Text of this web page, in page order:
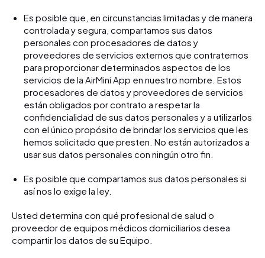
Es posible que, en circunstancias limitadas y de manera
controlada y segura, compartamos sus datos
personales con procesadores de datos y
proveedores de servicios externos que contratemos
para proporcionar determinados aspectos de los
servicios de la AirMini App en nuestro nombre. Estos
procesadores de datos y proveedores de servicios
están obligados por contrato a respetar la
confidencialidad de sus datos personales y a utilizarlos
con el único propósito de brindar los servicios que les
hemos solicitado que presten. No están autorizados a
usar sus datos personales con ningún otro fin.
Es posible que compartamos sus datos personales si
así nos lo exige la ley.
Usted determina con qué profesional de salud o
proveedor de equipos médicos domiciliarios desea
compartir los datos de su Equipo.